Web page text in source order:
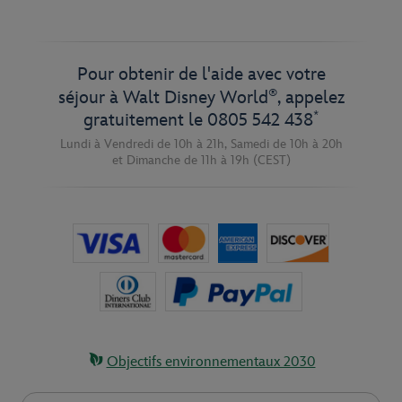
Pour obtenir de l'aide avec votre
séjour à Walt Disney World®, appelez
gratuitement le 0805 542 438*
Lundi à Vendredi de 10h à 21h, Samedi de 10h à 20h
et Dimanche de 11h à 19h (CEST)
Objectifs environnementaux 2030